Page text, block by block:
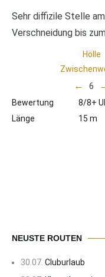
Sehr diffizile Stelle
Verschneidung bis
Hölle
← 6
Bewertung
8/8+
Länge
15 m
NEUSTE ROUTEN
30.07. Cluburlaub